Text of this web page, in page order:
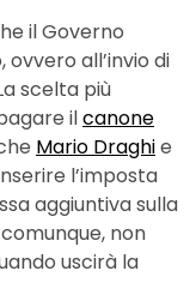
il Governo
all’invio di
scelta più
ilcanone
Mario Draghie
l’imposta
aggiuntiva sulla
non
uscirà la